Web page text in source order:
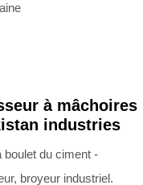
à mâchoires
industries
boulet du ciment -
broyeur industriel.